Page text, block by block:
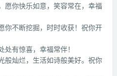
愿你快乐如意，笑容常在，幸福
你不断挖掘，时时收获！祝你开
有惊喜，幸福常伴！
般灿烂，生活如诗般美好。祝你